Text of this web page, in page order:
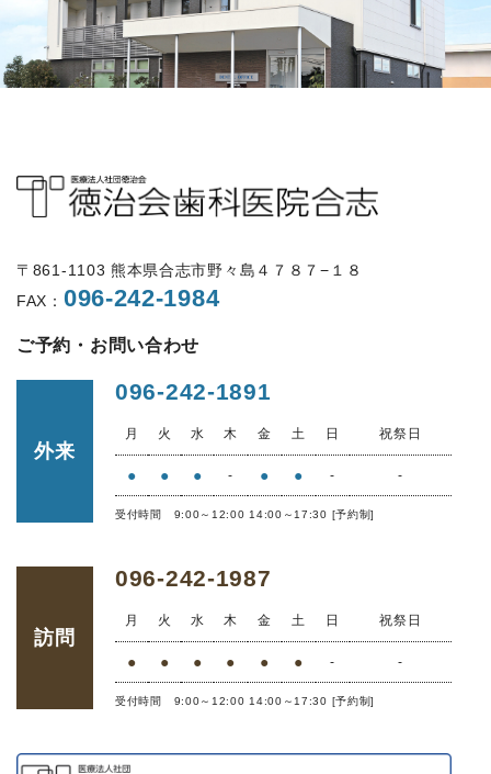
〒861-1103 熊本県合志市野々島４７８７−１８
FAX： 096-242-1984
ご予約・お問い合わせ
外来
096-242-1891
月 火 水 木 金 土 日 祝祭日
● ● ● - ● ● - -
受付時間 9:00～12:00 14:00～17:30 [予約制]
訪問
096-242-1987
月 火 水 木 金 土 日 祝祭日
● ● ● ● ● ● - -
受付時間 9:00～12:00 14:00～17:30 [予約制]